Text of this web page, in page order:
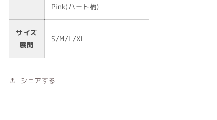
Pink(ハート柄)
サイズ
展開
S/M/L/XL
シェアする